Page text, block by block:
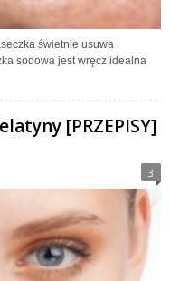
świetnie usuwa
sodowa jest wręcz idealna
[PRZEPISY]
3